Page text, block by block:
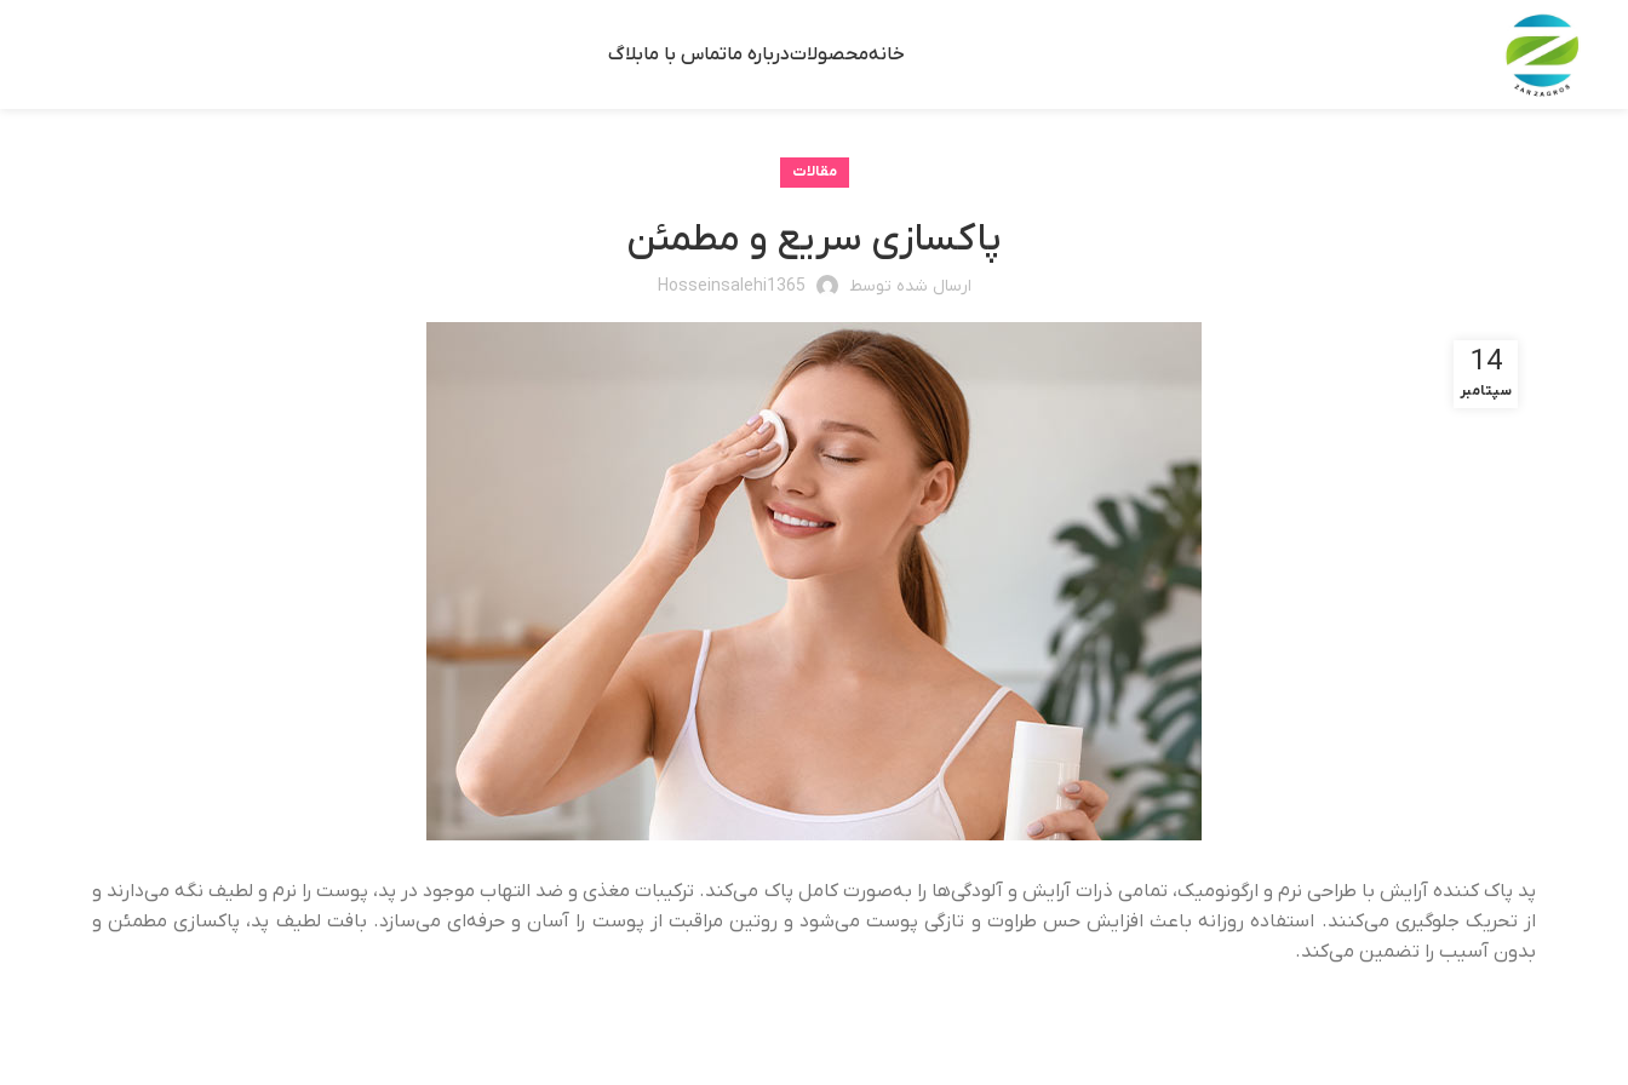
خانهمحصولاتدرباره ماتماس با مابلاگ
مقالات
پاکسازی سریع و مطمئن
ارسال شده توسط Hosseinsalehi1365
14
سپتامبر
پد پاک کننده آرایش با طراحی نرم و ارگونومیک، تمامی ذرات آرایش و آلودگی‌ها را به‌صورت کامل پاک می‌کند. ترکیبات مغذی و ضد التهاب موجود در پد، پوست را نرم و لطیف نگه می‌دارند و
از تحریک جلوگیری می‌کنند. استفاده روزانه باعث افزایش حس طراوت و تازگی پوست می‌شود و روتین مراقبت از پوست را آسان و حرفه‌ای می‌سازد. بافت لطیف پد، پاکسازی مطمئن و
بدون آسیب را تضمین می‌کند.